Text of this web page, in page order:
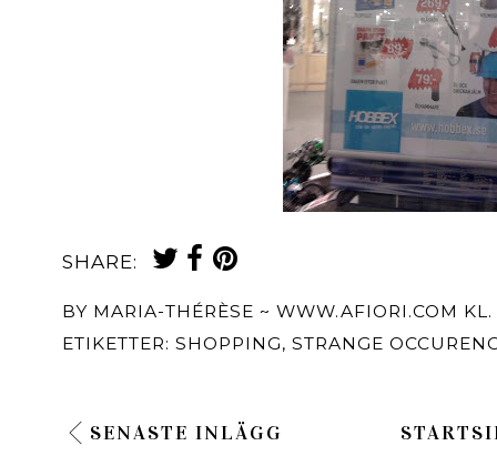
SHARE:
BY MARIA-THÉRÈSE ~ WWW.AFIORI.COM KL.
ETIKETTER: SHOPPING, STRANGE
SENASTE INLÄGG